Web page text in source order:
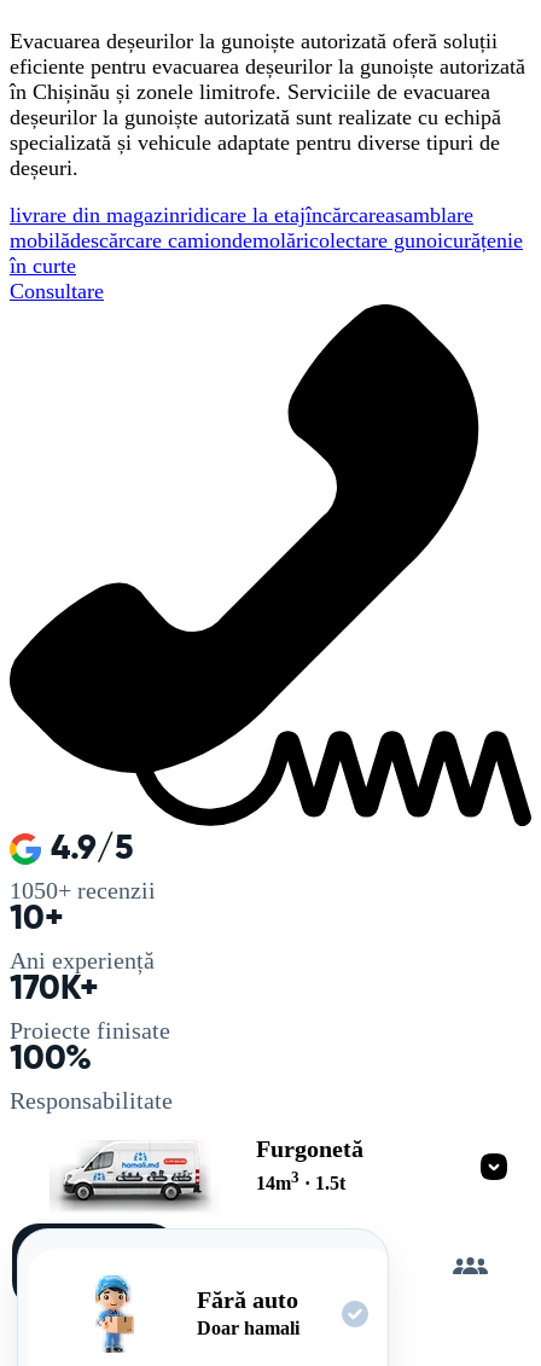
Evacuarea deșeurilor la gunoiște autorizată oferă soluții
eficiente pentru evacuarea deșeurilor la gunoiște autorizată
în Chișinău și zonele limitrofe. Serviciile de evacuarea
deșeurilor la gunoiște autorizată sunt realizate cu echipă
specializată și vehicule adaptate pentru diverse tipuri de
deșeuri.
livrare din magazinridicare la etajîncărcareasamblare
mobilădescărcare camiondemolăricolectare gunoicurățenie
în curte
Consultare
4.9/5
1050+ recenzii
10+
Ani experiență
170K+
Proiecte finisate
100%
Responsabilitate
Furgonetă
14m3 · 1.5t
Fără auto
Doar hamali
singur